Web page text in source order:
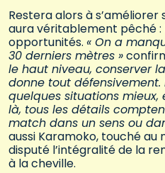
Restera alors à s’améliorer
aura véritablement pêché :
opportunités. « On a
30 derniers mètres »
le haut niveau, conserver
donne tout
quelques situations mieux,
là, tous les détails
match dans un sens ou
aussi Karamoko, touché au
disputé l’intégralité de la
à la cheville.